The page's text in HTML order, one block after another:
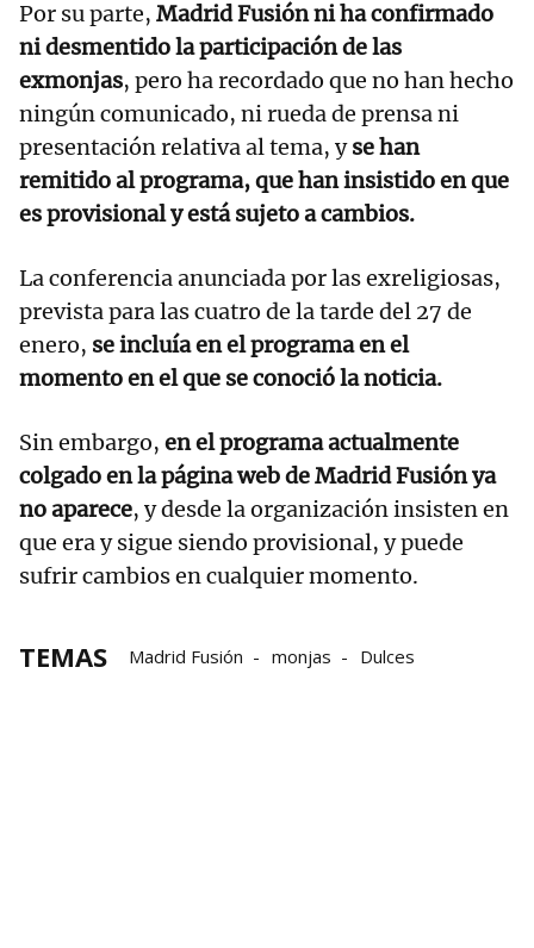
Por su parte, Madrid Fusión ni ha confirmado
ni desmentido la participación de las
exmonjas, pero ha recordado que no han hecho
ningún comunicado, ni rueda de prensa ni
presentación relativa al tema, yse han
remitido al programa, que han insistido en que
es provisional y está sujeto a cambios.
La conferencia anunciada por las exreligiosas,
prevista para las cuatro de la tarde del 27 de
enero, se incluía en el programa en el
momento en el que se conoció la noticia.
Sin embargo, en el programa actualmente
colgado en la página web de Madrid Fusión ya
no aparece, y desde la organización insisten en
que era y sigue siendo provisional, y puede
sufrir cambios en cualquier momento.
TEMAS Madrid Fusión monjas Dulces